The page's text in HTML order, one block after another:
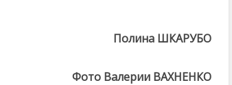
Полина ШКАРУБО
Фото Валерии ВАХНЕНКО